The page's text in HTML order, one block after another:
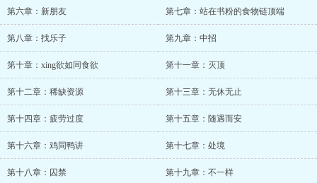
第六章：新朋友 第七章：站在书粉的食物链顶端
第八章：找乐子 第九章：中招
第十章：xing欲如同食欲 第十一章：灭顶
第十二章：稀缺资源 第十三章：无休无止
第十四章：疲劳过度 第十五章：随遇而安
第十六章：鸡同鸭讲 第十七章：处境
第十八章：囚禁 第十九章：不一样